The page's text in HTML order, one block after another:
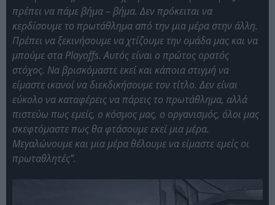
πρέπει να πάμε βήμα – βήμα. Δεν πρόκειται να
κερδίσουμε το πρωτάθλημα από την μια μέρα στην άλλη.
Πρέπει να ξεκινήσουμε να χτίζουμε την ομάδα μας και να
μπούμε στα Playoffs. Αυτός είναι ο πρώτος ορατός
στόχος. Να βρισκόμαστε εκεί και κάποια στιγμή να
είμαστε ικανοί να διεκδικήσουμε τον τίτλο. Δεν είναι
εύκολο να καταφέρεις να πάρεις το πρωτάθλημα, αλλά
πιστεύω πως εμείς, ο κόσμος μας, ο οργανισμός, όλοι μας
σκεφτόμαστε πως θα φτάσουμε εκεί μια μέρα.
Μεγαλώνουμε και μια μέρα θέλουμε να είμαστε εμείς οι
πρωταθλητές”.